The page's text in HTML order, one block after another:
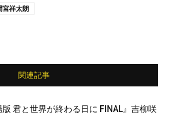
宮祥太朗
関連記事
版 君と世界が終わる日に FINAL』吉柳咲